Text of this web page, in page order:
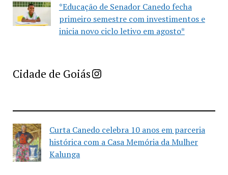
*Educação de Senador Canedo fecha
primeiro semestre com investimentos e
inicia novo ciclo letivo em agosto*
Cidade de GoiásImprensa Criativa da Cidade de Goiás
Curta Canedo celebra 10 anos em parceria
histórica com a Casa Memória da Mulher
Kalunga